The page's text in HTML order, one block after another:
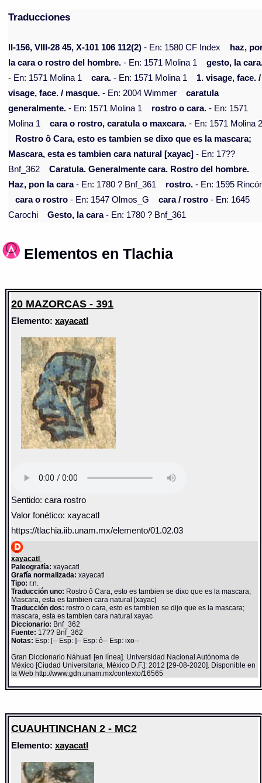
Traducciones
II-156, VIII-28 45, X-101 106 112(2) - En: 1580 CF Index
haz,
la cara o rostro del hombre. - En: 1571 Molina 1
gesto, la
- En: 1571 Molina 1
cara. - En: 1571 Molina 1
1. visage, face. /
visage, face. / masque. - En: 2004 Wimmer
caratula
generalmente. - En: 1571 Molina 1 rostro o cara. - En: 1571
Molina 1
cara o rostro, caratula o maxcara. - En: 1571 Molina
Rostro ô Cara, esto es tambien se dixo que es la mascara;
Mascara, esta es tambien cara natural [xayac] - En: 17??
Bnf_362
Caratula. Generalmente cara. Rostro del hombre.
Haz, pon la cara- En: 1780 ? Bnf_361 rostro. - En: 1595
cara o rostro - En: 1547 Olmos_G cara / rostro - En: 1645
Carochi
Gesto, la cara- En: 1780 ? Bnf_361
Elementos en Tlachia
20 MAZORCAS - 391
Elemento:xayacatl
Sentido: cara rostro
Valor fonético: xayacatl
https://tlachia.iib.unam.mx/elemento/01.02.03
xayacatl
Paleografía: xayacatl
Grafía normalizada: xayacatl
Tipo: r.n.
Traducción uno: Rostro ô Cara, esto es tambien se dixo que es la mascara;
Mascara, esta es tambien cara natural [xayac]
Traducción dos: rostro o cara, esto es tambien se dijo que es la mascara;
mascara, esta es tambien cara natural xayac
Diccionario: Bnf_362
Fuente: 17?? Bnf_362
Notas: Esp: [-- Esp: ]-- Esp: ô-- Esp: ixo--
Gran Diccionario Náhuatl [en línea]. Universidad Nacional Autónoma de
México [Ciudad Universitaria, México D.F.]: 2012 [29-08-2020]. Disponible en
la Web http://www.gdn.unam.mx/contexto/16565
CUAUHTINCHAN 2 - MC2
Elemento:xayacatl